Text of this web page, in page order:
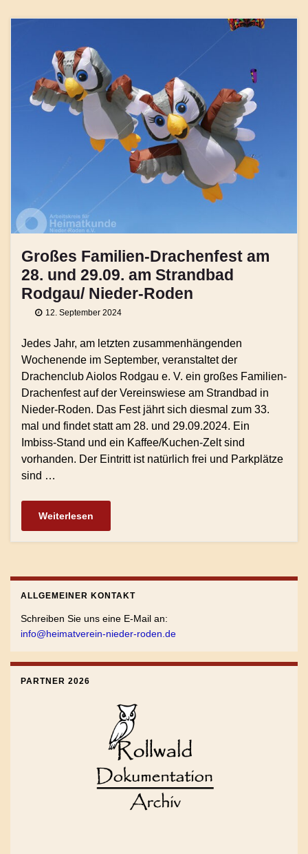
Großes Familien-Drachenfest am
28. und 29.09. am Strandbad
Rodgau/ Nieder-Roden
12. September 2024
Jedes Jahr, am letzten zusammenhängenden
Wochenende im September, veranstaltet der
Drachenclub Aiolos Rodgau e. V. ein großes Familien-
Drachenfest auf der Vereinswiese am Strandbad in
Nieder-Roden. Das Fest jährt sich diesmal zum 33.
mal und findet statt am 28. und 29.09.2024. Ein
Imbiss-Stand und ein Kaffee/Kuchen-Zelt sind
vorhanden. Der Eintritt ist natürlich frei und Parkplätze
sind …
Weiterlesen
ALLGEMEINER KONTAKT
Schreiben Sie uns eine E-Mail an:
info@heimatverein-nieder-roden.de
PARTNER 2026